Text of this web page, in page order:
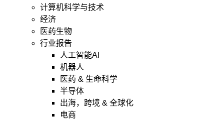
计算机科学与技术
经济
医药生物
行业报告
人工智能AI
机器人
医药 & 生命科学
半导体
出海，跨境 & 全球化
电商